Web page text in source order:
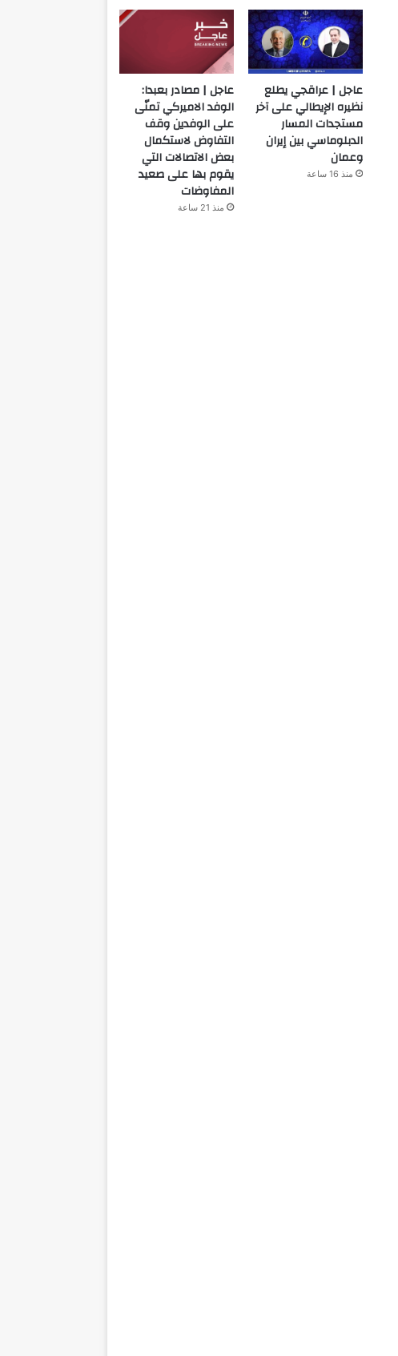
عاجل | عراقجي يطلع
نظيره الإيطالي على آخر
مستجدات المسار
الدبلوماسي بين إيران
وعمان
منذ 16 ساعة
عاجل | مصادر بعبدا:
الوفد الاميركي تمنّى
على الوفدين وقف
التفاوض لاستكمال
بعض الاتصالات التي
يقوم بها على صعيد
المفاوضات
منذ 21 ساعة